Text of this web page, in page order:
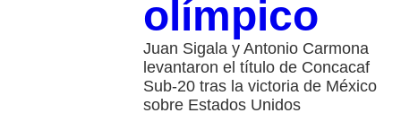
olímpico
Juan Sigala y Antonio Carmona
levantaron el título de Concacaf
Sub-20 tras la victoria de México
sobre Estados Unidos